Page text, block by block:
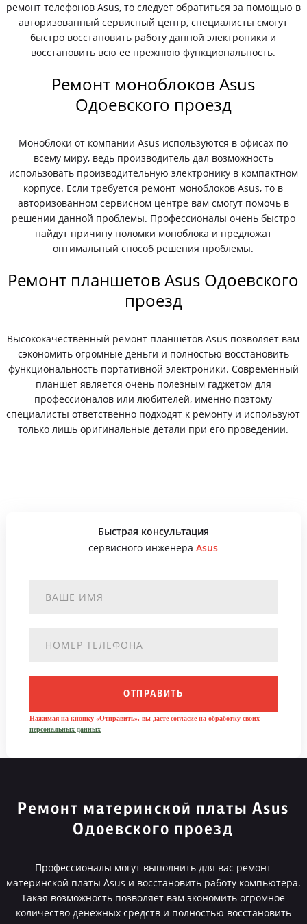
ремонт телефонов Asus, то следует обратиться за помощью в
авторизованный сервисный центр, специалисты смогут
быстро восстановить работу данной электроники и
восстановить всю ее прежнюю функциональность.
Ремонт моноблоков Asus
Одоевского проезд
Моноблоки от компании Asus используются в офисах по
всему миру, ведь производитель дал возможность
использовать производительную электронику в компактном
корпусе. Если требуется ремонт моноблоков Asus, то в
авторизованном сервисном центре вам смогут помочь в
решении данной проблемы. Профессионалы очень быстро
найдут причину поломки моноблока и предложат
оптимальный способ решения проблемы.
Ремонт планшетов Asus Одоевского
проезд
Высококачественный ремонт планшетов Asus позволяет вам
сэкономить огромные деньги и полностью восстановить
функциональность портативной электроники. Современный
планшет является очень полезным гаджетом для
профессионалов или любителей, именно поэтому
специалисты ответственно подходят к ремонту и используют
только лишь оригинальные детали при его проведении.
Быстрая консультация
сервисного инженераAsus
ОТПРАВИТЬ
Нажимая на кнопку «Отправить», вы даете согласие на обработку своих
персональных данных
Ремонт материнской платы Asus
Одоевского проезд
Профессионалы могут выполнить для вас ремонт
материнской платы Asus и восстановить работу компьютера.
Такая возможность позволяет вам экономить огромное
количество денежных средств и полностью восстановить